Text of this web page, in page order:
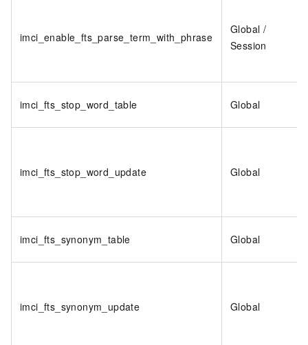
imci_enable_fts_parse_term_with_phrase
Global /
Session
imci_fts_stop_word_table Global
imci_fts_stop_word_update Global
imci_fts_synonym_table Global
imci_fts_synonym_update Global